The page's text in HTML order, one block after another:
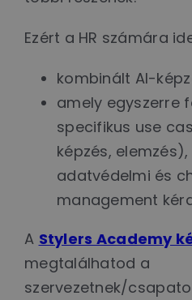
Ezért a HR számára
kombinált AI-
amely egyszerre
specifikus use
képzés,
adatvédelmi és
management
A Stylers Academy
megtalálhatod a
szervezetnek/